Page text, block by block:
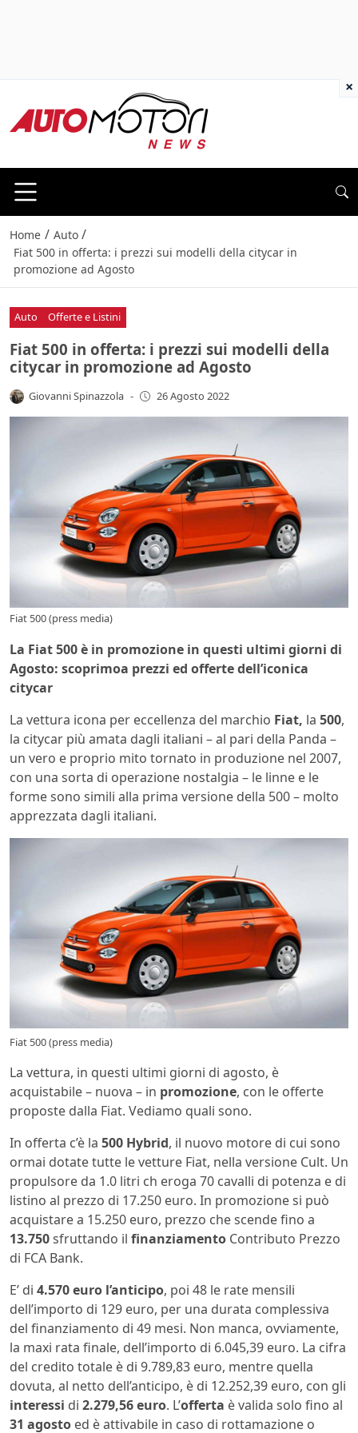
Home / Auto /
Fiat 500 in offerta: i prezzi sui modelli della citycar in
promozione ad Agosto
Auto Offerte e Listini
Fiat 500 in offerta: i prezzi sui modelli della
citycar in promozione ad Agosto
Giovanni Spinazzola - 26 Agosto 2022
Fiat 500 (press media)
La Fiat 500 è in promozione in questi ultimi giorni di
Agosto: scoprimoa prezzi ed offerte dell’iconica
citycar
La vettura icona per eccellenza del marchio Fiat, la 500,
la citycar più amata dagli italiani – al pari della Panda –
un vero e proprio mito tornato in produzione nel 2007,
con una sorta di operazione nostalgia – le linne e le
forme sono simili alla prima versione della 500 – molto
apprezzata dagli italiani.
Fiat 500 (press media)
La vettura, in questi ultimi giorni di agosto, è
acquistabile – nuova – in promozione, con le offerte
proposte dalla Fiat. Vediamo quali sono.
In offerta c’è la 500 Hybrid, il nuovo motore di cui sono
ormai dotate tutte le vetture Fiat, nella versione Cult. Un
propulsore da 1.0 litri ch eroga 70 cavalli di potenza e di
listino al prezzo di 17.250 euro. In promozione si può
acquistare a 15.250 euro, prezzo che scende fino a
13.750sfruttando il finanziamento Contributo Prezzo
di FCA Bank.
E’ di 4.570 euro l’anticipo, poi 48 le rate mensili
dell’importo di 129 euro, per una durata complessiva
del finanziamento di 49 mesi. Non manca, ovviamente,
la maxi rata finale, dell’importo di 6.045,39 euro. La cifra
del credito totale è di 9.789,83 euro, mentre quella
dovuta, al netto dell’anticipo, è di 12.252,39 euro, con gli
interessi di 2.279,56 euro. L’offerta è valida solo fino al
31 agosto ed è attivabile in caso di rottamazione o
×